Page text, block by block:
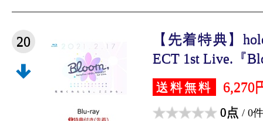
20
【先着特典】
ECT 1st Live.『
送料無料 6,270
0点 / 0件